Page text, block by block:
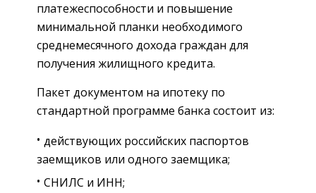
платежеспособности и повышение
минимальной планки необходимого
среднемесячного дохода граждан для
получения жилищного кредита.
Пакет документом на ипотеку по
стандартной программе банка состоит из:
действующих российских паспортов
заемщиков или одного заемщика;
СНИЛС и ИНН;